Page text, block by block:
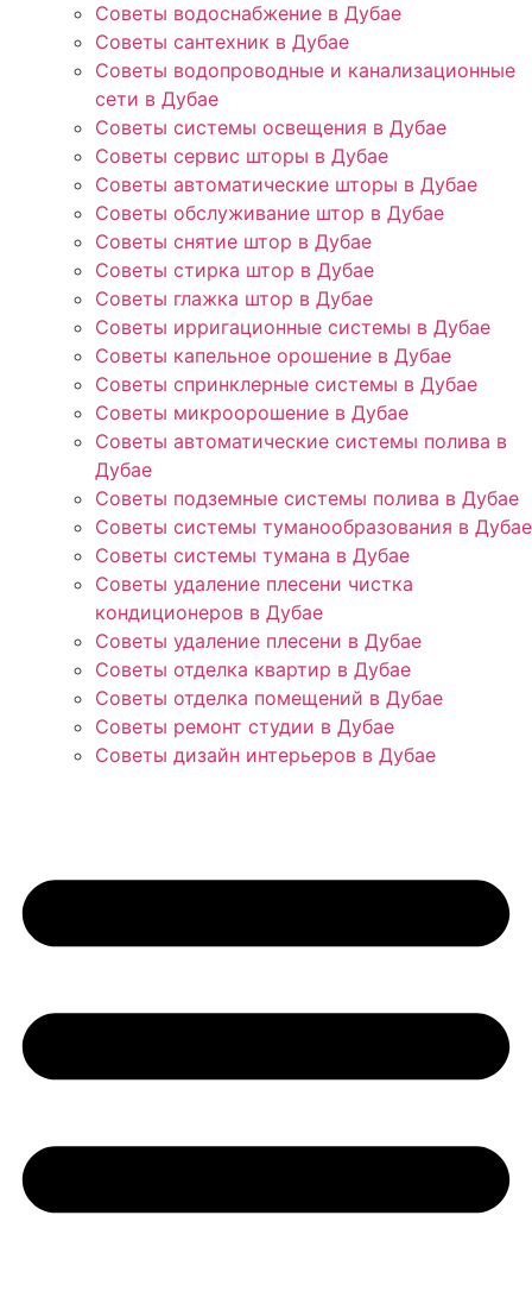
Советы водоснабжение в Дубае
Советы сантехник в Дубае
Советы водопроводные и канализационные
сети в Дубае
Советы системы освещения в Дубае
Советы сервис шторы в Дубае
Советы автоматические шторы в Дубае
Советы обслуживание штор в Дубае
Советы снятие штор в Дубае
Советы стирка штор в Дубае
Советы глажка штор в Дубае
Советы ирригационные системы в Дубае
Советы капельное орошение в Дубае
Советы спринклерные системы в Дубае
Советы микроорошение в Дубае
Советы автоматические системы полива в
Дубае
Советы подземные системы полива в Дубае
Советы системы туманообразования в Дубае
Советы системы тумана в Дубае
Советы удаление плесени чистка
кондиционеров в Дубае
Советы удаление плесени в Дубае
Советы отделка квартир в Дубае
Советы отделка помещений в Дубае
Советы ремонт студии в Дубае
Советы дизайн интерьеров в Дубае